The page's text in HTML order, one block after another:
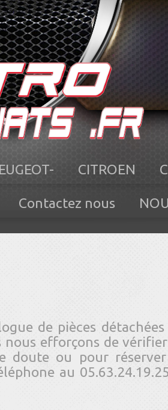
CITROEN
Contactez nous
de pièces détachées
nous efforçons de
doute ou pour
au